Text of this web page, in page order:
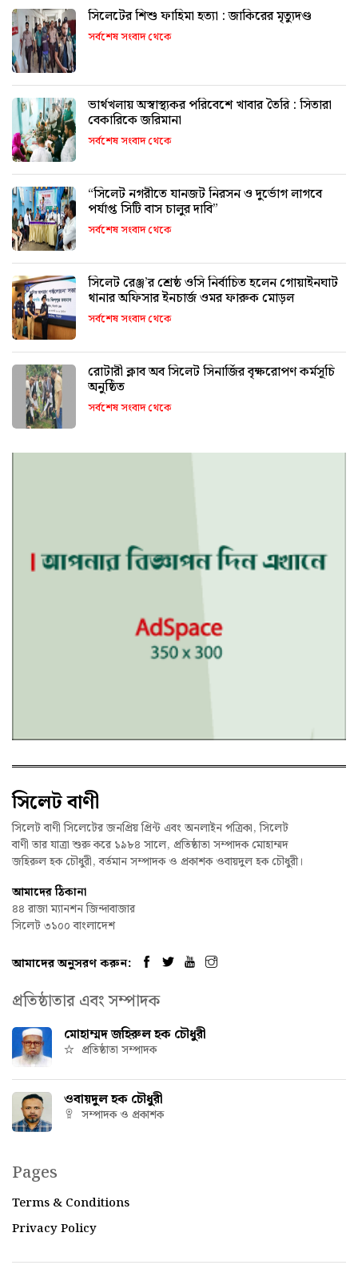
সিলেটের শিশু ফাহিমা হত্যা : জাকিরের মৃত্যুদণ্ড
সর্বশেষ সংবাদ থেকে
ভার্থখলায় অস্বাস্থ্যকর পরিবেশে খাবার তৈরি : সিতারা
বেকারিকে জরিমানা
সর্বশেষ সংবাদ থেকে
“সিলেট নগরীতে যানজট নিরসন ও দুর্ভোগ লাগবে
পর্যাপ্ত সিটি বাস চালুর দাবি”
সর্বশেষ সংবাদ থেকে
সিলেট রেঞ্জ’র শ্রেষ্ঠ ওসি নির্বাচিত হলেন গোয়াইনঘাট
থানার অফিসার ইনচার্জ ওমর ফারুক মোড়ল
সর্বশেষ সংবাদ থেকে
রোটারী ক্লাব অব সিলেট সিনার্জির বৃক্ষরোপণ কর্মসূচি
অনুষ্ঠিত
সর্বশেষ সংবাদ থেকে
সিলেট বাণী
সিলেট বাণী সিলেটের জনপ্রিয় প্রিন্ট এবং অনলাইন পত্রিকা, সিলেট
বাণী তার যাত্রা শুরু করে ১৯৮৪ সালে, প্রতিষ্ঠাতা সম্পাদক মোহাম্মদ
জহিরুল হক চৌধুরী, বর্তমান সম্পাদক ও প্রকাশক ওবায়দুল হক চৌধুরী।
আমাদের ঠিকানা
৪৪ রাজা ম্যানশন জিন্দাবাজার
সিলেট ৩১০০ বাংলাদেশ
আমাদের অনুসরণ করুন:
প্রতিষ্ঠাতার এবং সম্পাদক
মোহাম্মদ জহিরুল হক চৌধুরী
প্রতিষ্ঠাতা সম্পাদক
ওবায়দুল হক চৌধুরী
সম্পাদক ও প্রকাশক
Pages
Terms & Conditions
Privacy Policy